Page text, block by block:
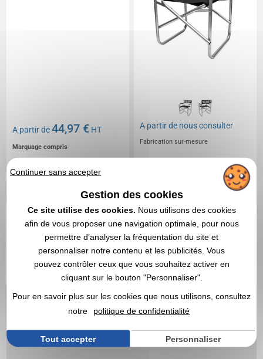
A partir de44,97 € HT
Marquage compris
DEVIS EXPRESS
A partir de nous consulter
Fabrication sur-mesure
1
Continuer sans accepter
Gestion des cookies
Ce site utilise des cookies. Nous utilisons des cookies
afin de vous proposer une navigation optimale, pour nous
permettre d’analyser la fréquentation du site et
personnaliser notre contenu et les publicités. Vous
pouvez contrôler ceux que vous souhaitez activer en
cliquant sur le bouton "Personnaliser".
Pour en savoir plus sur les cookies que nous utilisons, consultez
notre
politique de confidentialité
Tout accepter Personnaliser